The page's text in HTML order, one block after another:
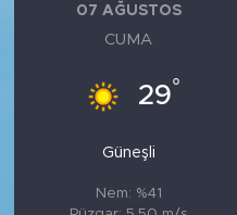
07 AĞUSTOS
CUMA
29°
Güneşli
Nem: %41